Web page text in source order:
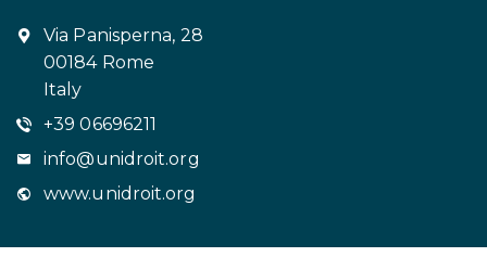
Via Panisperna, 28
00184 Rome
Italy
+39 06696211
info@unidroit.org
www.unidroit.org